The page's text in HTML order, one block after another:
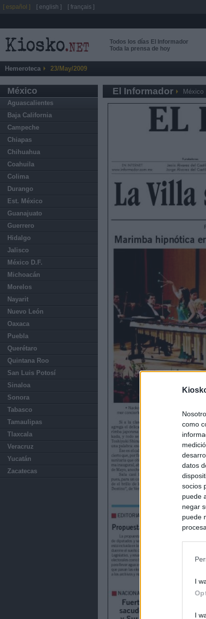
como
datos
socios
puede
negar
puede
I
I
Todos los días El Informador
Toda la prensa de hoy
Hemeroteca 23/May/2009
México
Aguascalientes
Baja California
Campeche
Chiapas
Chihuahua
Coahuila
Colima
Durango
Est. México
Guanajuato
Guerrero
Hidalgo
Jalisco
México D.F.
Michoacán
Morelos
Nayarit
Nuevo León
Oaxaca
Puebla
Querétaro
Quintana Roo
San Luis Potosí
Sinaloa
Sonora
Tabasco
Tamaulipas
Tlaxcala
Veracruz
Yucatán
Zacatecas
El Informador México
[ español ] [ english ] [ français ]